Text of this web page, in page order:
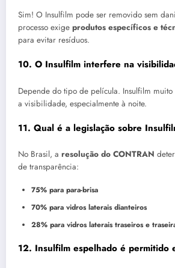
Sim! O Insulfilm pode ser removido sem
processo exige produtos específicos e
para evitar resíduos.
10. O Insulfilm interfere na
Depende do tipo de película. Insulfilm
a visibilidade, especialmente à noite.
11. Qual é a legislação sobre
No Brasil, a resolução do CONTRAN
de transparência:
75% para para-brisa
70% para vidros laterais dianteiros
28% para vidros laterais traseiros e
12. Insulfilm espelhado é permitido